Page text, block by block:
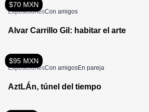
$70 MXN
ExposicionesCon amigos
Alvar Carrillo Gil: habitar el arte
$95 MXN
ExposicionesCon amigosEn pareja
AztLÁn, túnel del tiempo